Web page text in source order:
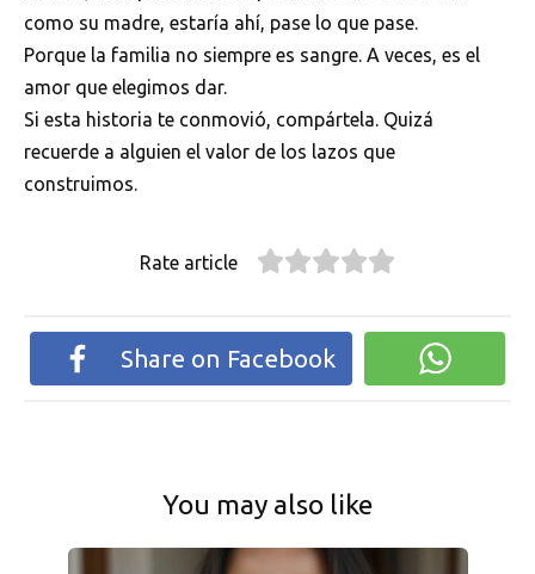
como su madre, estaría ahí, pase lo que pase.
Porque la familia no siempre es sangre. A veces, es el
amor que elegimos dar.
Si esta historia te conmovió, compártela. Quizá
recuerde a alguien el valor de los lazos que
construimos.
Rate article
Share on Facebook
You may also like